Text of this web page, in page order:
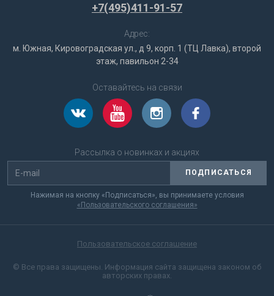
+7(495)411-91-57
Адрес:
м. Южная, Кировоградская ул., д 9, корп. 1 (ТЦ Лавка), второй
этаж, павильон 2-34
Оставайтесь на связи
Рассылка о новинках и акциях
ПОДПИСАТЬСЯ
Нажимая на кнопку «Подписаться», вы принимаете условия
«Пользовательского соглашения»
Пользовательское соглашение
© Все права защищены. Информация сайта защищена законом об
авторских правах.